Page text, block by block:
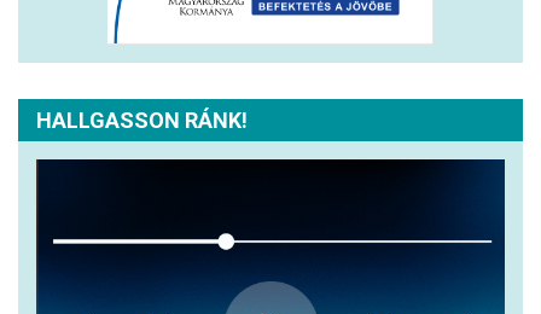
HALLGASSON RÁNK!